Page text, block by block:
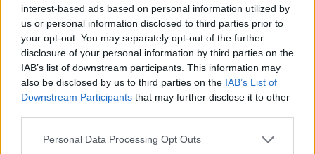
interest-based ads based on personal information utilized by
us or personal information disclosed to third parties prior to
your opt-out. You may separately opt-out of the further
disclosure of your personal information by third parties on the
IAB’s list of downstream participants. This information may
also be disclosed by us to third parties on the IAB’s List of
Downstream Participants that may further disclose it to other
Personal Data Processing Opt Outs